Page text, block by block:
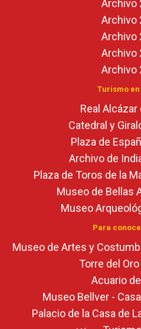
Archivo
Archivo
Archivo
Archivo
Archivo
Turismo
Real Alcázar
Catedral y
Plaza de
Archivo de
Plaza de Toros de la
Museo de Bellas
Museo
Para
Museo de Artes y
Torre del
Acuario
Museo Bellver -
Palacio de la Casa de